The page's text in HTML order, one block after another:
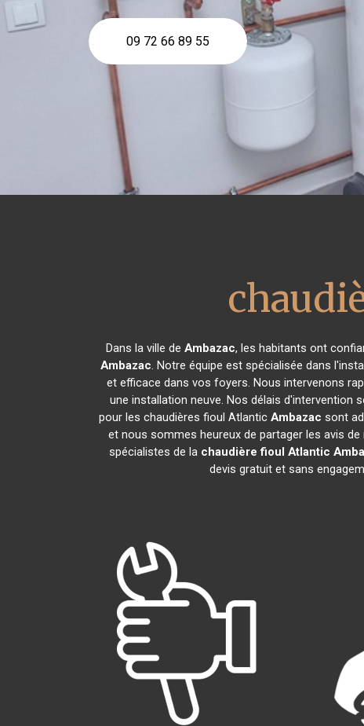
09 72 66 89 55
Dans la ville de Ambazac, les habitants ont
Ambazac. Notre équipe est spécialisée dans
et efficace dans vos foyers. Nous intervenons
une installation neuve. Nos délais
pour les chaudières fioul Atlantic Ambazac sont
et nous sommes heureux de partager les avis
spécialistes de la chaudière fioul Atlantic
devis gratuit et sans